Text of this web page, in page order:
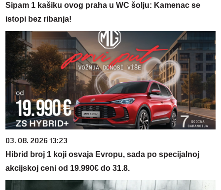
Sipam 1 kašiku ovog praha u WC šolju: Kamenac se
istopi bez ribanja!
03. 08. 2026 13:23
Hibrid broj 1 koji osvaja Evropu, sada po specijalnoj
akcijskoj ceni od 19.990€ do 31.8.